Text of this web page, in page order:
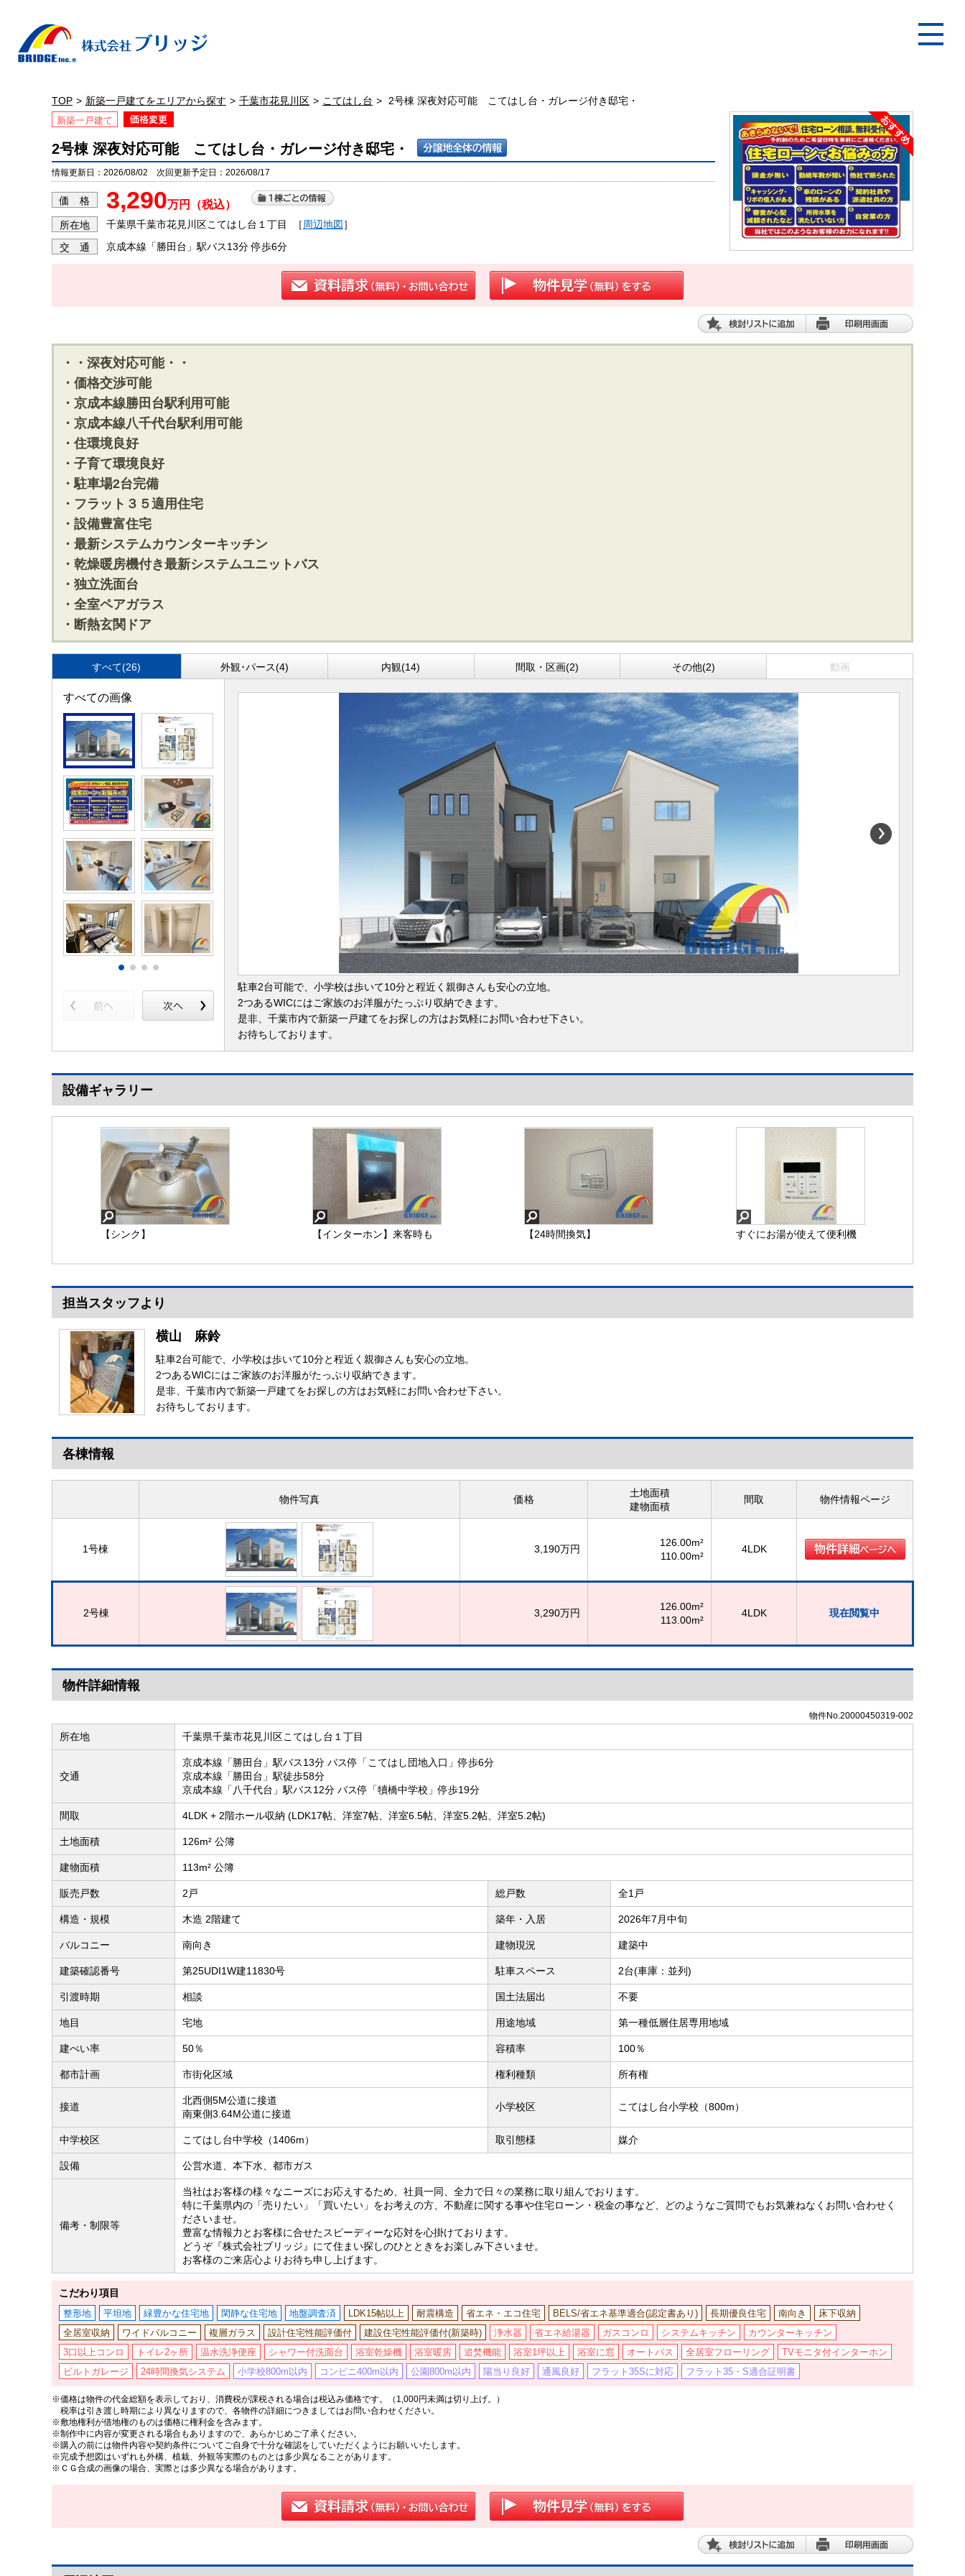
TOP 新築一戸建てをエリアから探す 千葉市花見川区 こてはし台 2号棟 深夜対応可能 こてはし台・ガレージ付き邸宅・
新築一戸建て
2号棟 深夜対応可能 こてはし台・ガレージ付き邸宅・
情報更新日：2026/08/02 次回更新予定日：2026/08/17
価 格 3,290万円（税込）
所在地 千葉県千葉市花見川区こてはし台１丁目 ［ 周辺地図］
交 通 京成本線「勝田台」駅バス13分 停歩6分
・・深夜対応可能・・
・価格交渉可能
・京成本線勝田台駅利用可能
・京成本線八千代台駅利用可能
・住環境良好
・子育て環境良好
・駐車場2台完備
・フラット３５適用住宅
・設備豊富住宅
・最新システムカウンターキッチン
・乾燥暖房機付き最新システムユニットバス
・独立洗面台
・全室ペアガラス
・断熱玄関ドア
すべて(26) 外観･パース(4) 内観(14) 間取・区画(2) その他(2) 動画
すべての画像
駐車2台可能で、小学校は歩いて10分と程近く親御さんも安心の立地。
2つあるWICにはご家族のお洋服がたっぷり収納できます。
是非、千葉市内で新築一戸建てをお探しの方はお気軽にお問い合わせ下さい。
お待ちしております。
設備ギャラリー
【シンク】
【インターホン】来客時も
付きインターホン
【24時間換気】
すぐにお湯が使えて便利機
担当スタッフより
横山 麻鈴
駐車2台可能で、小学校は歩いて10分と程近く親御さんも安心の立地。
2つあるWICにはご家族のお洋服がたっぷり収納できます。
是非、千葉市内で新築一戸建てをお探しの方はお気軽にお問い合わせ下さい。
お待ちしております。
各棟情報
物件写真 価格
土地面積
建物面積
間取 物件情報ページ
1号棟 3,190万円
126.00m²
110.00m²
4LDK
2号棟 3,290万円
126.00m²
113.00m²
4LDK 現在閲覧中
物件詳細情報
物件No.20000450319-002
所在地 千葉県千葉市花見川区こてはし台１丁目
交通
京成本線「勝田台」駅バス13分 バス停「こてはし団地入口」停歩6分
京成本線「勝田台」駅徒歩58分
京成本線「八千代台」駅バス12分 バス停「犢橋中学校」停歩19分
間取 4LDK + 2階ホール収納 (LDK17帖、洋室7帖、洋室6.5帖、洋室5.2帖、洋室5.2帖)
土地面積 126m² 公簿
建物面積 113m² 公簿
販売戸数 2戸 総戸数 全1戸
構造・規模 木造 2階建て 築年・入居 2026年7月中旬
バルコニー 南向き 建物現況 建築中
建築確認番号 第25UDI1W建11830号 駐車スペース 2台(車庫：並列)
引渡時期 相談 国土法届出 不要
地目 宅地 用途地域 第一種低層住居専用地域
建ぺい率 50％ 容積率 100％
都市計画 市街化区域 権利種類 所有権
接道
北西側5M公道に接道
南東側3.64M公道に接道
小学校区 こてはし台小学校（800m）
中学校区 こてはし台中学校（1406m） 取引態様 媒介
設備 公営水道、本下水、都市ガス
備考・制限等
当社はお客様の様々なニーズにお応えするため、社員一同、全力で日々の業務に取り組んでおります。
特に千葉県内の「売りたい」「買いたい」をお考えの方、不動産に関する事や住宅ローン・税金の事など、どのようなご質問でもお気兼ねなくお問い合わせく
ださいませ。
豊富な情報力とお客様に合せたスピーディーな応対を心掛けております。
どうぞ『株式会社ブリッジ』にて住まい探しのひとときをお楽しみ下さいませ。
お客様のご来店心よりお待ち申し上げます。
こだわり項目
整形地 平坦地 緑豊かな住宅地 閑静な住宅地 地盤調査済 LDK15帖以上 耐震構造 省エネ・エコ住宅 BELS/省エネ基準適合(認定書あり) 長期優良住宅 南向き
床下収納
全居室収納
ワイドバルコニー 複層ガラス 設計住宅性能評価付 建設住宅性能評価付(新築時) 浄水器 省エネ給湯器 ガスコンロ システムキッチン
カウンターキッチン
3口以上コンロ
トイレ2ヶ所 温水洗浄便座 シャワー付洗面台 浴室乾燥機 浴室暖房 追焚機能 浴室1坪以上 浴室に窓 オートバス 全居室フローリング
TVモニタ付インターホン
ビルトガレージ
24時間換気システム 小学校800m以内 コンビニ400m以内 公園800m以内 陽当り良好 通風良好 フラット35Sに対応 フラット35・S適合証明書
※価格は物件の代金総額を表示しており、消費税が課税される場合は税込み価格です。（1,000円未満は切り上げ。）
税率は引き渡し時期により異なりますので、各物件の詳細につきましてはお問い合わせください。
※敷地権利が借地権のものは価格に権利金を含みます。
※制作中に内容が変更される場合もありますので、あらかじめご了承ください。
※購入の前には物件内容や契約条件についてご自身で十分な確認をしていただくようにお願いいたします。
※完成予想図はいずれも外構、植栽、外観等実際のものとは多少異なることがあります。
※ＣＧ合成の画像の場合、実際とは多少異なる場合があります。